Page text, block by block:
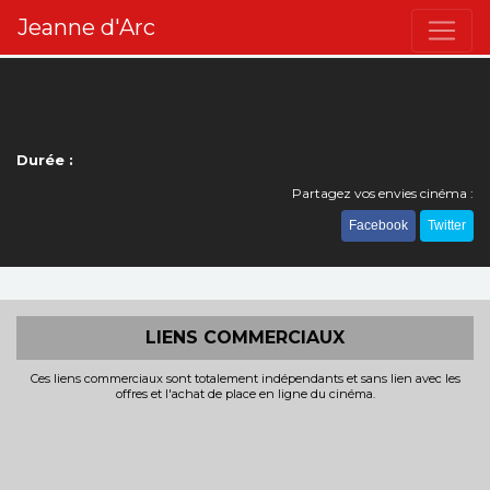
Jeanne d'Arc
Durée :
Partagez vos envies cinéma :
Facebook Twitter
LIENS COMMERCIAUX
Ces liens commerciaux sont totalement indépendants et sans lien avec les
offres et l'achat de place en ligne du cinéma.